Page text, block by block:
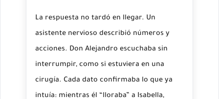
La respuesta no tardó en llegar. Un
asistente nervioso describió números y
acciones. Don Alejandro escuchaba sin
interrumpir, como si estuviera en una
cirugía. Cada dato confirmaba lo que ya
intuía: mientras él “lloraba” a Isabella,